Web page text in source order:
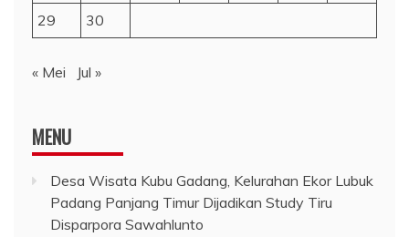
29
30
« Mei Jul »
MENU
Desa Wisata Kubu Gadang, Kelurahan Ekor Lubuk
Padang Panjang Timur Dijadikan Study Tiru
Disparpora Sawahlunto